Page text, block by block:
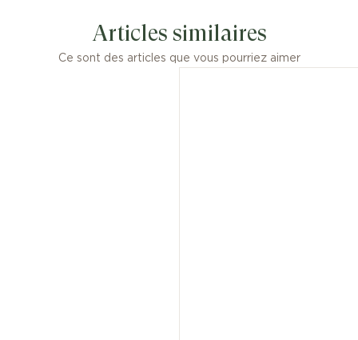
Articles similaires
Ce sont des articles que vous pourriez aimer